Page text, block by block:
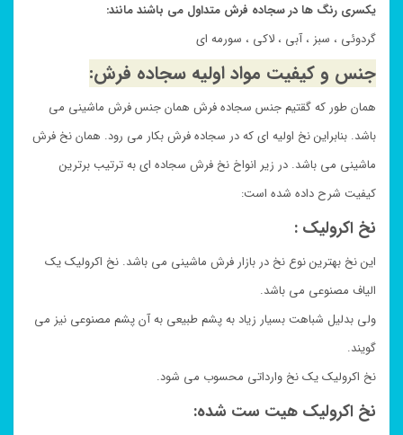
یکسری رنگ ها در سجاده فرش متداول می باشند مانند:
گردوئی ، سبز ، آبی ، لاکی ، سورمه ای
جنس و کیفیت مواد اولیه سجاده فرش:
همان طور که گقتیم جنس سجاده فرش همان جنس فرش ماشینی می
باشد. بنابراین نخ اولیه ای که در سجاده فرش بکار می رود. همان نخ فرش
ماشینی می باشد. در زیر انواخ نخ فرش سجاده ای به ترتیب برترین
کیفیت شرح داده شده است:
نخ اکرولیک :
این نخ بهترین نوع نخ در بازار فرش ماشینی می باشد. نخ اکرولیک یک
الیاف مصنوعی می باشد.
ولی بدلیل شباهت بسیار زیاد به پشم طبیعی به آن پشم مصنوعی نیز می
گویند.
نخ اکرولیک یک نخ وارداتی محسوب می شود.
نخ اکرولیک هیت ست شده: